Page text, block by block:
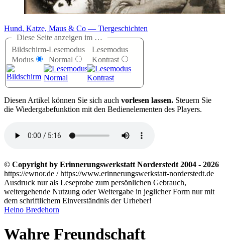
Hund, Katze, Maus & Co — Tiergeschichten
Diese Seite anzeigen im …
Bildschirm-
Modus
Lesemodus
Normal
Lesemodus
Kontrast
Diesen Artikel können Sie sich auch vorlesen lassen. Steuern Sie
die Wiedergabefunktion mit den Bedienelementen des Players.
© Copyright by Erinnerungswerkstatt Norderstedt 2004 - 2026
https://ewnor.de / https://www.erinnerungswerkstatt-norderstedt.de
Ausdruck nur als Leseprobe zum persönlichen Gebrauch,
weitergehende Nutzung oder Weitergabe in jeglicher Form nur mit
dem schriftlichem Einverständnis der Urheber!
Heino Bredehorn
Wahre Freundschaft